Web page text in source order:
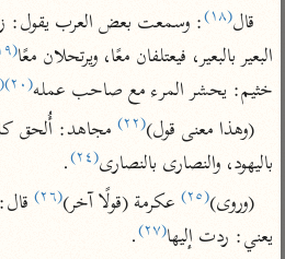
منتقاة
تفسير ابن القيم
تفسير ابن تيمية
عامّة
تفسير السمعاني
أخرى
أضواء البيان
نظم الدرر
لغة وبلاغة
التحرير
قال(١٨)
البعير بالبعير، فيعتلفان معًا، ويرتحلان معًا(١٩)
خثيم: يحشر المرء مع صاحب عمله(٢٠) (٢١)
(وهذا معنى قول)(٢٢) مجاهد: أُلحق
باليهود، والنصارى بالنصارى(٢٤)
.
(وروى)(٢٥) عكرمة (قولًا آخر)(٢٦)
يعني: ردت إليها(٢٧)
.